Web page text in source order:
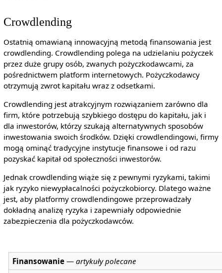
Crowdlending
Ostatnią omawianą innowacyjną metodą finansowania jest
crowdlending. Crowdlending polega na udzielaniu pożyczek
przez duże grupy osób, zwanych pożyczkodawcami, za
pośrednictwem platform internetowych. Pożyczkodawcy
otrzymują zwrot kapitału wraz z odsetkami.
Crowdlending jest atrakcyjnym rozwiązaniem zarówno dla
firm, które potrzebują szybkiego dostępu do kapitału, jak i
dla inwestorów, którzy szukają alternatywnych sposobów
inwestowania swoich środków. Dzięki crowdlendingowi, firmy
mogą ominąć tradycyjne instytucje finansowe i od razu
pozyskać kapitał od społeczności inwestorów.
Jednak crowdlending wiąże się z pewnymi ryzykami, takimi
jak ryzyko niewypłacalności pożyczkobiorcy. Dlatego ważne
jest, aby platformy crowdlendingowe przeprowadzały
dokładną analizę ryzyka i zapewniały odpowiednie
zabezpieczenia dla pożyczkodawców.
Finansowanie —artykuły polecane